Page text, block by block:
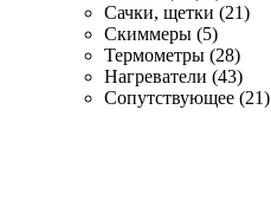
Сачки, щетки (21)
Скиммеры (5)
Термометры (28)
Нагреватели (43)
Сопутствующее (21)